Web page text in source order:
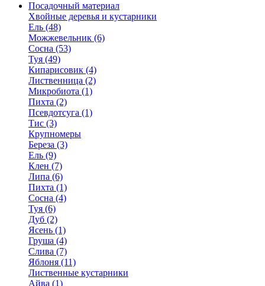
Посадочный материал
Хвойные деревья и кустарники
Ель (48)
Можжевельник (6)
Сосна (53)
Туя (49)
Кипарисовик (4)
Лиственница (2)
Микробиота (1)
Пихта (2)
Псевдотсуга (1)
Тис (3)
Крупномеры
Береза (3)
Ель (9)
Клен (7)
Липа (6)
Пихта (1)
Сосна (4)
Туя (6)
Дуб (2)
Ясень (1)
Груша (4)
Слива (7)
Яблоня (11)
Лиственные кустарники
Айва (1)